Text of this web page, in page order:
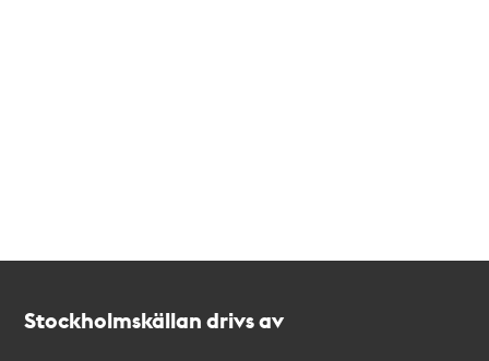
Stockholmskällan drivs av